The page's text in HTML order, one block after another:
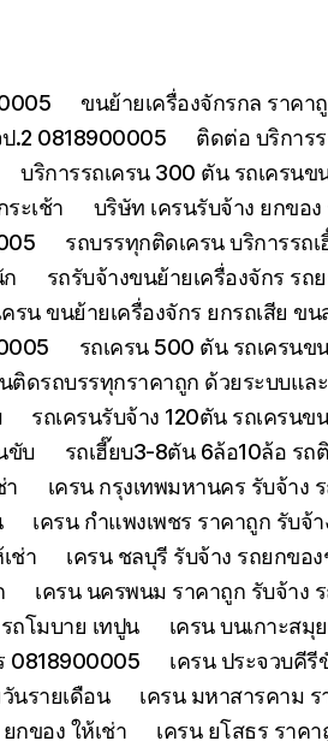
ขนย้ายเครื่องจักรกล ราค
.2 0818900005
ติดต่อ บริการ
บริการรถเครน 300 ตัน รถเครน
ะเช้า
บริษัท เครนรับจ้าง ยกขอ
รถบรรทุกติดเครน บริการรถ
รถรับจ้างขนย้ายเครื่องจักร รถ
รน ขนย้ายเครื่องจักร ยกรถเสีย ข
รถเครน 500 ตัน รถเครนข
นติดรถบรรทุกราคาถูก ด้วยระบบแ
รถเครนรับจ้าง 120ตัน รถเครน
ขับ
รถเฮี๊ยบ3-8ตัน 6ล้อ10ล้อ รถ
า
เครน กรุงเทพมหานคร รับจ้าง
เครน กำแพงเพชร ราคาถูก รับจ้
ช่า
เครน ชลบุรี รับจ้าง รถยกขอ
เครน นครพนม ราคาถูก รับจ้าง
ถโมบาย เทปูน
เครน บนเกาะสมุ
0818900005
เครน ประจวบคีรี
นรายเดือน
เครน มหาสารคาม ร
กของ ให้เช่า
เครน ยโสธร ราค